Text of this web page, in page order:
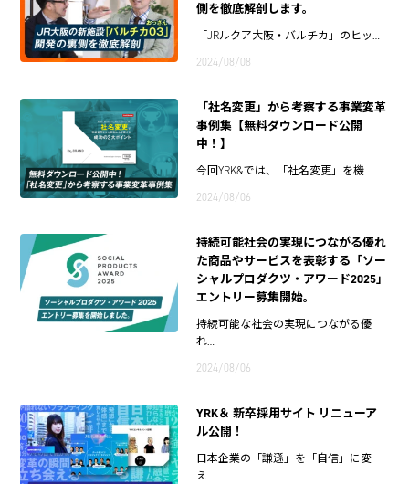
側を徹底解剖します。
「JRルクア大阪・バルチカ」のヒッ…
2024/08/08
「社名変更」から考察する事業変革
事例集【無料ダウンロード公開
中！】
今回YRK&では、「社名変更」を機…
2024/08/06
持続可能社会の実現につながる優れ
た商品やサービスを表彰する「ソー
シャルプロダクツ・アワード2025」
エントリー募集開始。
持続可能な社会の実現につながる優
れ…
2024/08/06
YRK＆ 新卒採用サイト リニューア
ル公開！
日本企業の「謙遜」を「自信」に変
え…